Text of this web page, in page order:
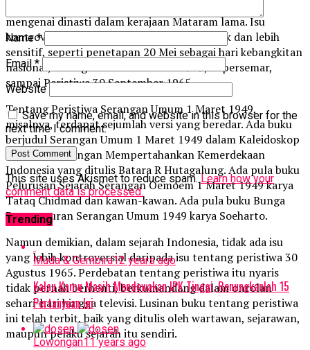
mengenai dinasti dalam kerajaan Mataram lama. Isu
kontroversial kontemporer jauh lebih banyak dan lebih
sensitif, seperti penetapan 20 Mei sebagai hari kebangkitan
nasional, serangan umum 1 Maret 1949, Supersemar,
sampai Peristiwa 30 September 1965.
Tentang Peristiwa Serangan Umum 1 Maret 1949,
misalnya, terdapat sejumlah versi yang beredar. Ada buku
berjudul Serangan Umum 1 Maret 1949 dalam Kaleidoskop
Sejarah Perjuangan Mempertahankan Kemerdekaan
Indonesia yang ditulis Batara R Hutagalung. Ada pula buku
Pelurusan Sejarah Serangan Oemoem 1 Maret 1949 karya
Tataq Chidmad dan kawan-kawan. Ada pula buku Bunga
Pertempuran Serangan Umum 1949 karya Soeharto.
Namun demikian, dalam sejarah Indonesia, tidak ada isu
yang lebih kontroversial daripada isu tentang peristiwa 30
Agustus 1965. Perdebatan tentang peristiwa itu nyaris
tidak pernah berhenti, berkumandang dalam onrolan
sehari-hari hingga televisi. Lusinan buku tentang peristiwa
ini telah terbit, baik yang ditulis oleh wartawan, sejarawan,
maupun pelaku sejarah itu sendiri.
Name*
Email*
Website
Save my name, email, and website in this browser for the
next time I comment.
This site uses Akismet to reduce spam.Learn how your
comment data is processed.
Trending
Muda & Gembira12 years ago
Kalau Kamu Masih Mendewakan IPK Tinggi, Renungkanlah 15
Pertanyaan Ini
Lowongan11 years ago